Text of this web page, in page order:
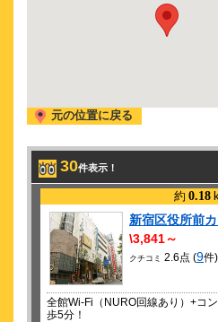
新作ミュージカル 二コラ・テス
2026/ 9/20
新作ミュージカル 二コラ・テス
新作ミュージカル 二コラ・テス
元の位置に戻る
30件表示！
約 0.18
新宿区役所前
\3,841～
クチコミ 2.6点 (9件)
全館Wi-Fi（NURO回線あり）+コ
歩5分！